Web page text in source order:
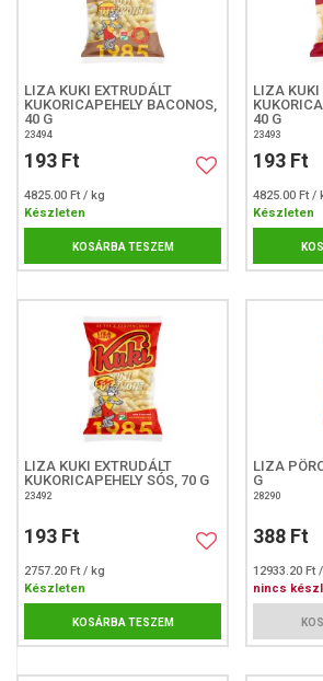
LIZA KUKI EXTRUDÁLT
KUKORICAPEHELY BACONOS,
40 G
23494
193 Ft
4825.00 Ft / kg
Készleten
KOSÁRBA TESZEM
LIZA KUKI
40 G
23493
193 Ft
4825.00 Ft /
Készleten
LIZA KUKI EXTRUDÁLT
KUKORICAPEHELY SÓS, 70 G
23492
193 Ft
2757.20 Ft / kg
Készleten
KOSÁRBA TESZEM
LIZA
G
28290
388 Ft
12933.20 Ft
nincs